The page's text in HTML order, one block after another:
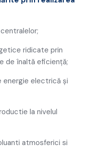
ridicate prin
de înaltă eficiență;
energie electrică și
la nivelul
atmosferici si